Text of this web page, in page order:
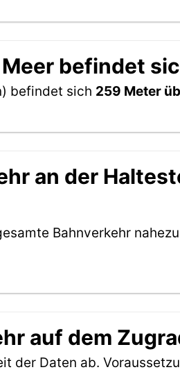
befindet
befindet sich 259 Meter
an der
Bahnverkehr
auf dem
der Daten ab.